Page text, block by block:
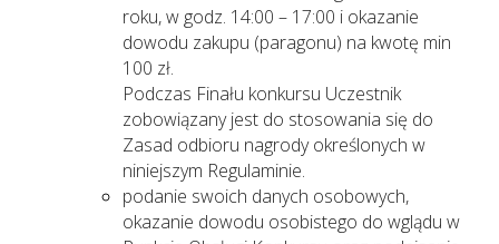
roku, w godz. 14:00 – 17:00 i okazanie
dowodu zakupu (paragonu) na kwotę min
100 zł.
Podczas Finału konkursu Uczestnik
zobowiązany jest do stosowania się do
Zasad odbioru nagrody określonych w
niniejszym Regulaminie.
podanie swoich danych osobowych,
okazanie dowodu osobistego do wglądu w